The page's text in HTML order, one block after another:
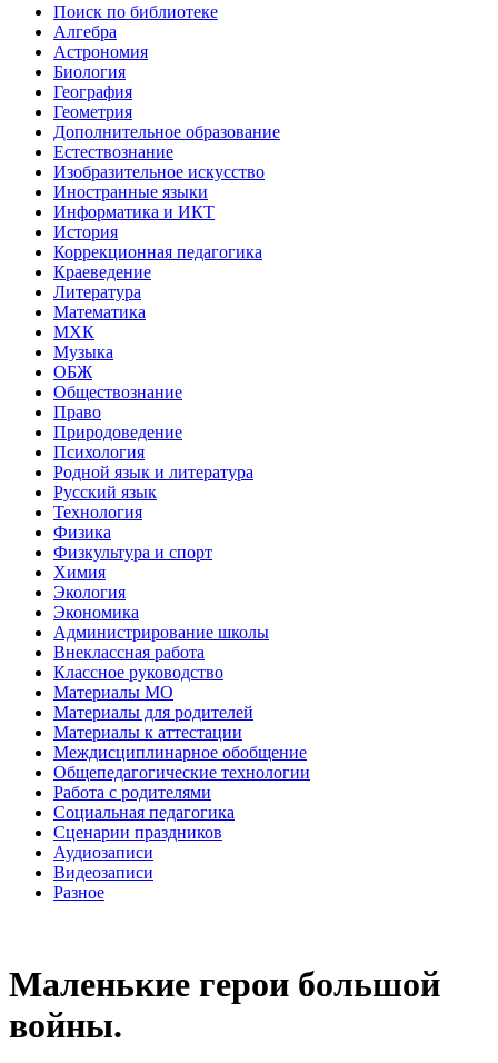
Поиск по библиотеке
Алгебра
Астрономия
Биология
География
Геометрия
Дополнительное образование
Естествознание
Изобразительное искусство
Иностранные языки
Информатика и ИКТ
История
Коррекционная педагогика
Краеведение
Литература
Математика
МХК
Музыка
ОБЖ
Обществознание
Право
Природоведение
Психология
Родной язык и литература
Русский язык
Технология
Физика
Физкультура и спорт
Химия
Экология
Экономика
Администрирование школы
Внеклассная работа
Классное руководство
Материалы МО
Материалы для родителей
Материалы к аттестации
Междисциплинарное обобщение
Общепедагогические технологии
Работа с родителями
Социальная педагогика
Сценарии праздников
Аудиозаписи
Видеозаписи
Разное
Маленькие герои большой
войны.